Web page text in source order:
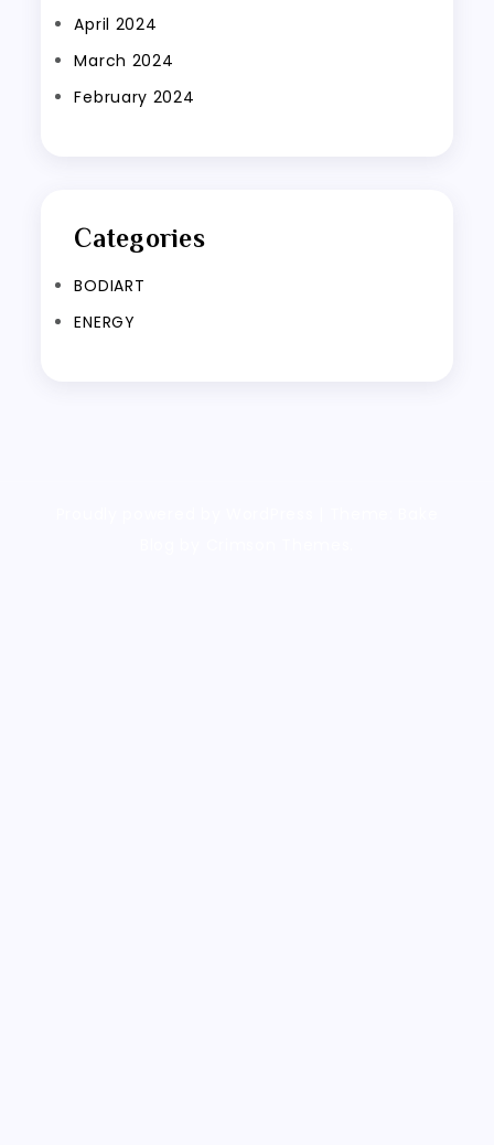
April 2024
March 2024
February 2024
Categories
BODIART
ENERGY